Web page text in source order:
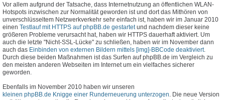
Vor allem aufgrund der Tatsache, dass Internetnutzung an öffentlichen WLAN-
Hotspots inzwischen zur Normalität geworden ist und dort das Mithören von
unverschlüsseltem Netzwerkverkehr sehr einfach ist, haben wir im Januar 2010
einen Testlauf mit HTTPS auf phpBB.de gestartetund nachdem dieser keine
größeren Probleme verursacht hat, haben wir HTTPS dauerhaft aktiviert. Um
auch die letzte "Nicht-SSL-Lücke" zu schließen, haben wir im November dann
auch das Einbinden von externen Bildern mittels [img]-BBCode deaktiviert.
Durch diese beiden Maßnahmen ist das Surfen auf phpBB.de im Vergleich zu
den meisten anderen Webseiten im Internet um ein vielfaches sicherer
geworden.
Ebenfalls im November 2010 haben wir unseren
kleinen phpBB.de Knigge einer Runderneuerung unterzogen. Die neue Version